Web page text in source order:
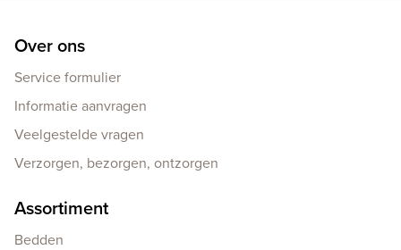
Over ons
Service formulier
Informatie aanvragen
Veelgestelde vragen
Verzorgen, bezorgen, ontzorgen
Assortiment
Bedden